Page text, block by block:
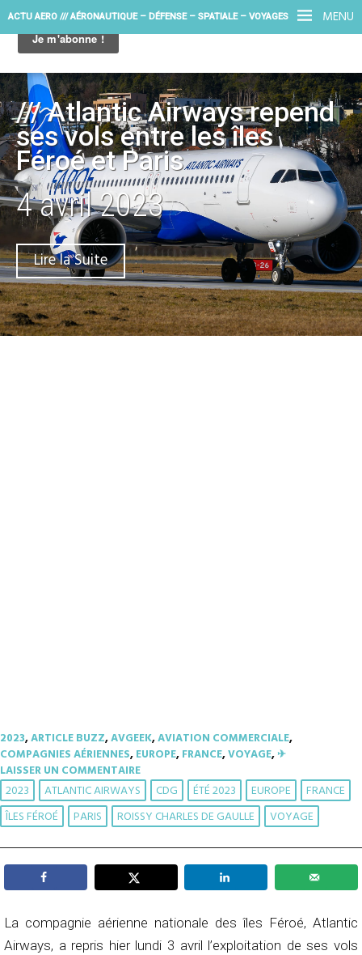
MENU
ACTU AERO /// AÉRONAUTIQUE – DÉFENSE – SPATIALE – VOYAGES
/// Atlantic Airways repend
ses vols entre les îles
Féroé et Paris
4 avril 2023
Lire la Suite
2023,ARTICLE BUZZ,AVGEEK,AVIATION COMMERCIALE,
COMPAGNIES AÉRIENNES,EUROPE,FRANCE,VOYAGE,✈︎
LAISSER UN COMMENTAIRE
2023 ATLANTIC AIRWAYS CDG ÉTÉ 2023 EUROPE
FRANCE
ÎLES FÉROÉ
PARIS ROISSY CHARLES DE GAULLE VOYAGE
La compagnie aérienne nationale des îles Féroé, Atlantic
Airways, a repris hier lundi 3 avril l’exploitation de ses vols